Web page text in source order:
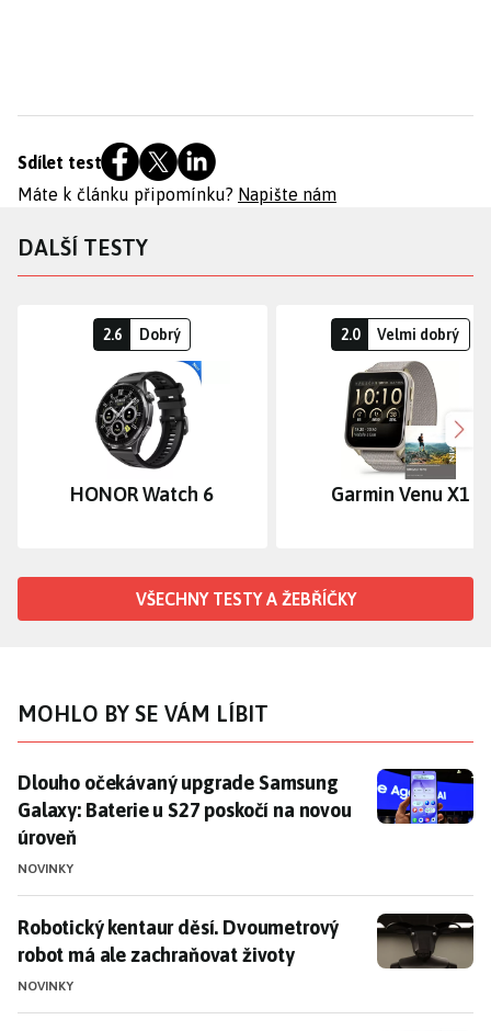
Sdílet test
Máte k článku připomínku? Napište nám
DALŠÍ TESTY
2.6 Dobrý
HONOR Watch 6
2.0 Velmi dobrý
Garmin Venu X1
VŠECHNY TESTY A ŽEBŘÍČKY
MOHLO BY SE VÁM LÍBIT
Dlouho očekávaný upgrade Samsung Galaxy: Baterie
Dlouho očekávaný upgrade Samsung
Galaxy: Baterie u S27 poskočí na novou
úroveň
NOVINKY
Robotický kentaur děsí. Dvoumetrový robot má ale
Robotický kentaur děsí. Dvoumetrový
robot má ale zachraňovat životy
NOVINKY